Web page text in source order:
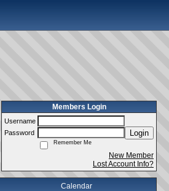
Members Login
Username
Password
Login
Remember Me
New Member
Lost Account Info?
Calendar